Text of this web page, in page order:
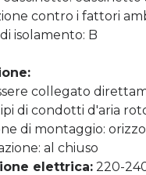
contro i fattori
isolamento: B
collegato
di condotti d'aria
di montaggio:
al chiuso
elettrica: 220-